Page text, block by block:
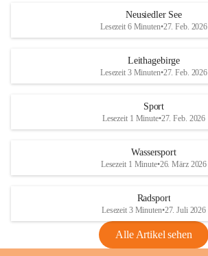
S
und den daraus folgenden wirtschaftlichen
Maßnahmen zur Bekämpfung
Rebe und der Amerikanischen
Anhang VBl. EU Nr. 18
1 Seite•1,4 MB
VBl. EU Nr. 18_2026
r
S
Neusiedler See
Lesezeit 6 Minuten•27. Feb. 2026
Leithagebirge
Lesezeit 3 Minuten•27. Feb. 2026
Sport
Lesezeit 1 Minute•27. Feb. 2026
Wassersport
Lesezeit 1 Minute•26. März 2026
Radsport
Lesezeit 3 Minuten•27. Juli 2026
Alle Artikel sehen